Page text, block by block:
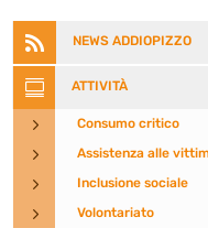
 NEWS ADDIOPIZZO
 ATTIVITÀ
5 Consumo critico
5 Assistenza alle
5 Inclusione sociale
5 Volontariato